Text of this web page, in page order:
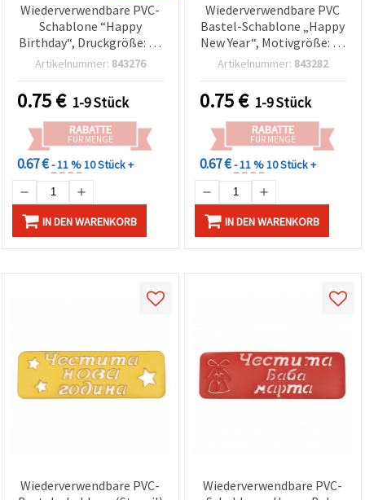
Wiederverwendbare PVC-
Schablone “Happy
Birthday“, Druckgröße: 14
x 4,5 cm
Artikelnummer: 843276
0.75€ 1-9 Stück
RABATTE
FÜR MENGE
0.67 €- 11 %10 Stück +
IN DEN WARENKORB
Wiederverwendbare PVC
Bastel-Schablone „Happy
New Year“, Motivgröße: 14
x 4,5 cm
Artikelnummer: 843282
0.75€ 1-9 Stück
RABATTE
FÜR MENGE
0.67 €- 11 %10 Stück +
IN DEN WARENKORB
Wiederverwendbare PVC-
Wiederverwendbare PVC-